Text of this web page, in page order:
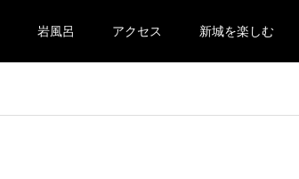
岩風呂 アクセス 新城を楽しむ